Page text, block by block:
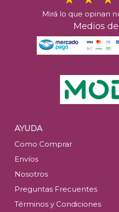
Mirá lo que opinan
Medios
AYUDA
Como Comprar
Envíos
Nosotros
Preguntas Frecuentes
Términos y Condiciones